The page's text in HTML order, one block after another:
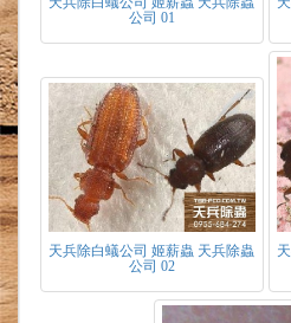
公司 01
天兵除白蟻公司 姬薪蟲 天兵除蟲
公司 02